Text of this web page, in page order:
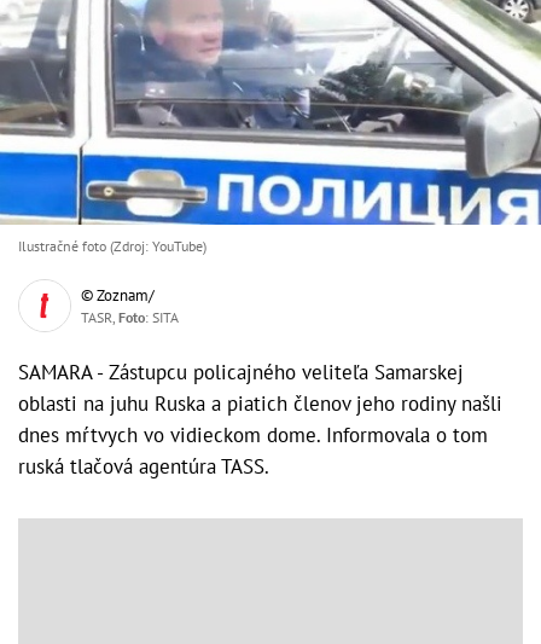
Ilustračné foto (Zdroj: YouTube)
© Zoznam/
TASR, Foto: SITA
SAMARA - Zástupcu policajného veliteľa Samarskej
oblasti na juhu Ruska a piatich členov jeho rodiny našli
dnes mŕtvych vo vidieckom dome. Informovala o tom
ruská tlačová agentúra TASS.